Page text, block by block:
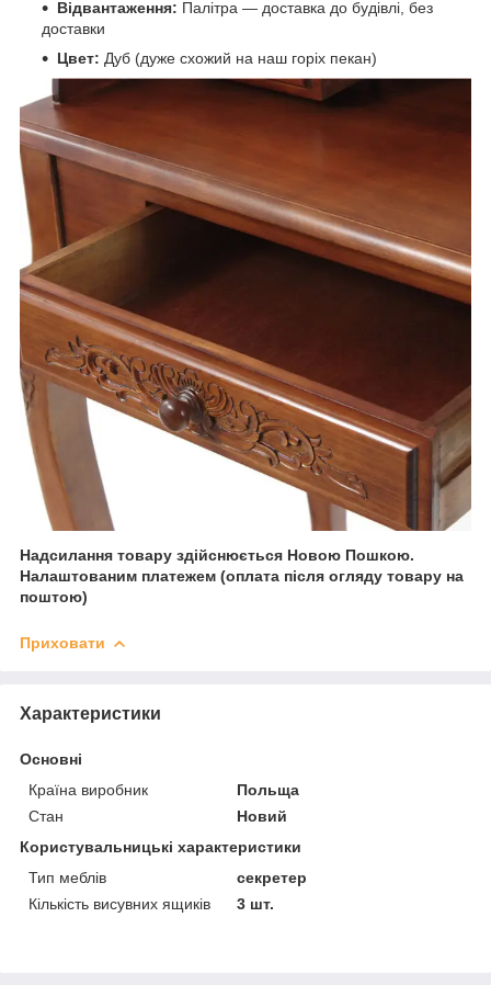
Відвантаження: Палітра — доставка до будівлі, без
доставки
Цвет: Дуб (дуже схожий на наш горіх пекан)
Надсилання товару здійснюється Новою Пошкою.
Налаштованим платежем (оплата після огляду товару на
поштою)
Приховати
Характеристики
Основні
Країна виробник
Польща
Стан
Новий
Користувальницькі характеристики
Тип меблів
секретер
Кількість висувних ящиків
3 шт.